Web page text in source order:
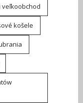
veľkoobchod
košele